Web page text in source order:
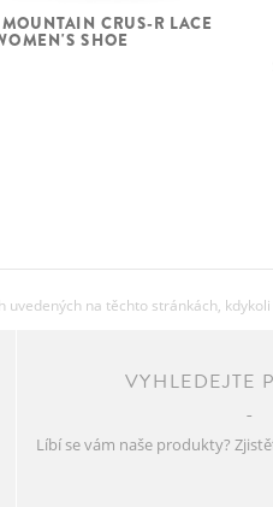
CRUS-R LACE
SHOE
na těchto stránkách,
VYHLEDEJTE
Líbí se vám naše produkty?